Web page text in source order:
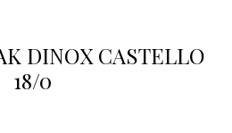
DINOX CASTELLO
18/0